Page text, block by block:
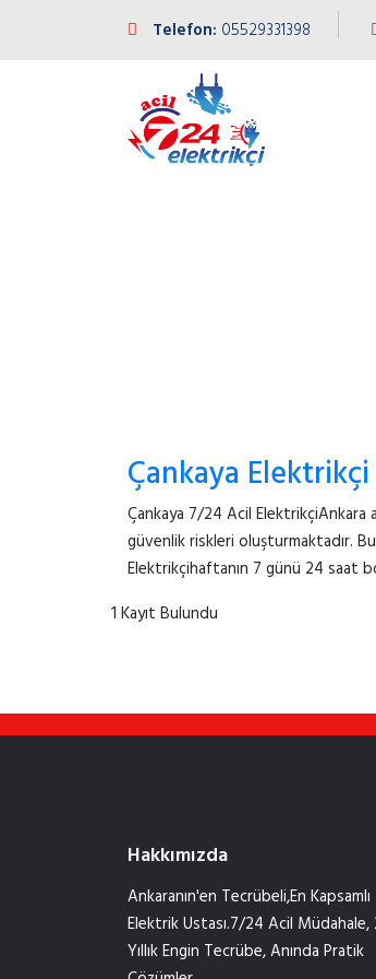
Telefon: 05529331398
Çankaya Elektrikçi
Çankaya 7/24 Acil ElektrikçiAnkara
güvenlik riskleri oluşturmaktadır.
Elektrikçihaftanın 7 günü 24 saat
1 Kayıt Bulundu
Hakkımızda
Ankaranın'en Tecrübeli,En Kapsamlı
Elektrik Ustası.7/24 Acil Müdahale,
Yıllık Engin Tecrübe, Anında Pratik